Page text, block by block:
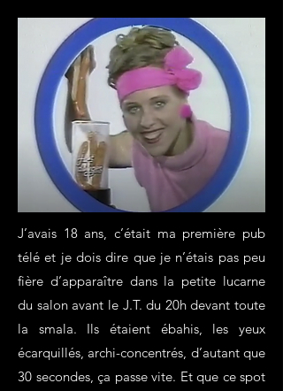
​​J’avais 18 ans, c’était ma première pub
télé et je dois dire que je n’étais pas peu
fière d’apparaître dans la petite lucarne
du salon avant le J.T. du 20h devant toute
la smala. Ils étaient ébahis, les yeux
écarquillés, archi-concentrés, d’autant que
30 secondes, ça passe vite. Et que ce spot